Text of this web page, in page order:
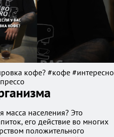
кофе? #кофе #интересно
масса населения? Это
его действие во многих
положительного